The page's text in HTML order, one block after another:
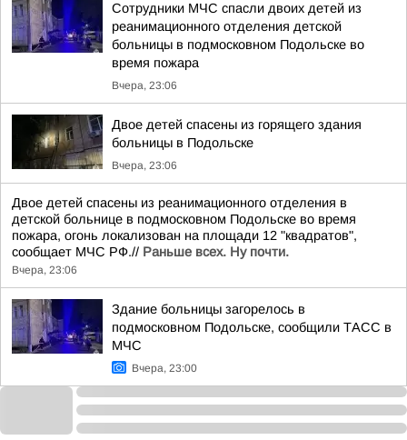
Сотрудники МЧС спасли двоих детей из
реанимационного отделения детской
больницы в подмосковном Подольске во
время пожара
Вчера, 23:06
Двое детей спасены из горящего здания
больницы в Подольске
Вчера, 23:06
Двое детей спасены из реанимационного отделения в
детской больнице в подмосковном Подольске во время
пожара, огонь локализован на площади 12 "квадратов",
сообщает МЧС РФ.// Раньше всех. Ну почти.
Вчера, 23:06
Здание больницы загорелось в
подмосковном Подольске, сообщили ТАСС в
МЧС
Вчера, 23:00